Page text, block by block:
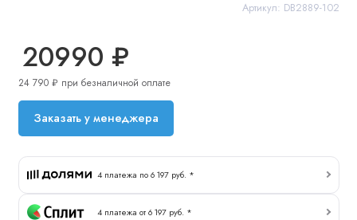
Артикул: DB2889-102
20990 ₽
24 790 ₽ при безналичной оплате
Заказать у менеджера
4 платежа по 6 197 руб. *
4 платежа от 6 197 руб. *